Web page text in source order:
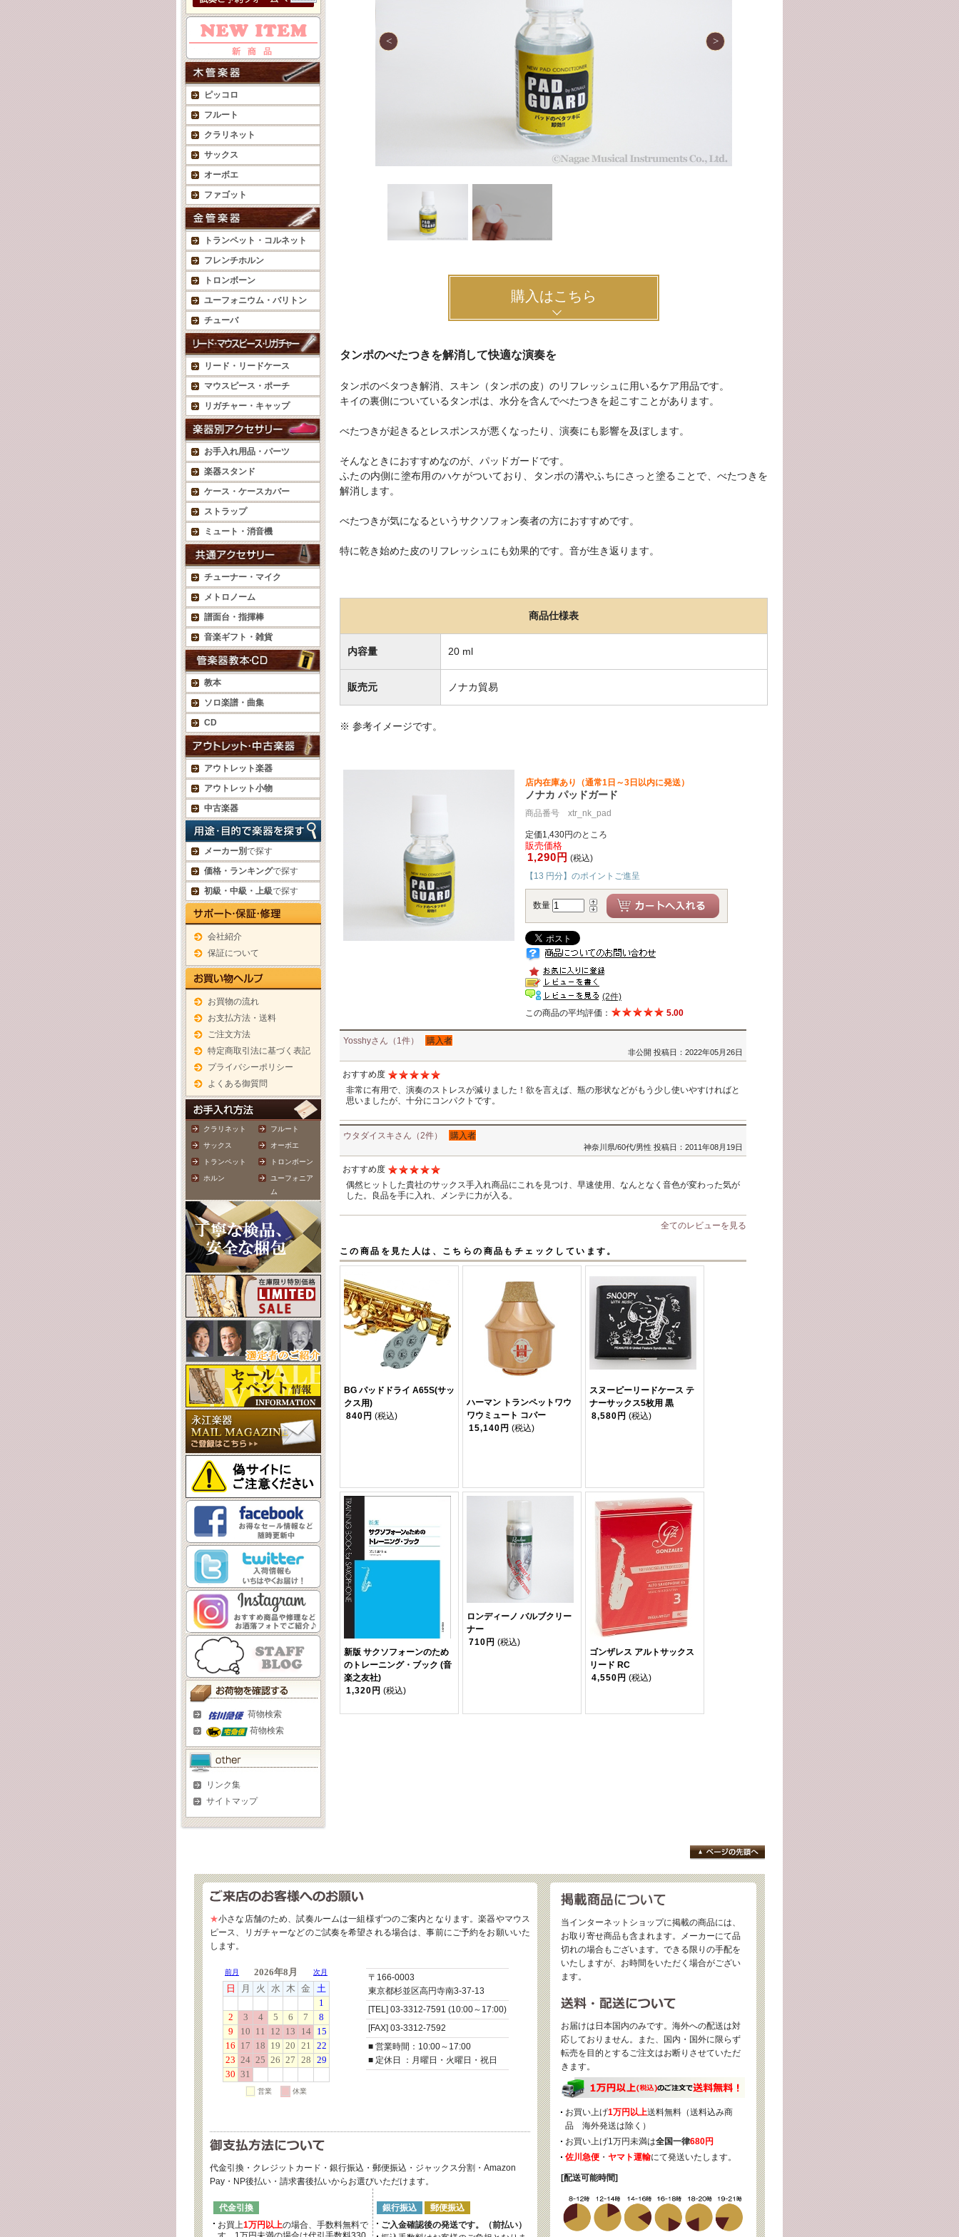
ピッコロ
フルート
クラリネット
サックス
オーボエ
ファゴット
トランペット・コルネット
フレンチホルン
トロンボーン
ユーフォニウム・バリトン
チューバ
リード・リードケース
マウスピース・ポーチ
リガチャー・キャップ
お手入れ用品・パーツ
楽器スタンド
ケース・ケースカバー
ストラップ
ミュート・消音機
チューナー・マイク
メトロノーム
譜面台・指揮棒
音楽ギフト・雑貨
教本
ソロ楽譜・曲集
CD
アウトレット楽器
アウトレット小物
中古楽器
メーカー別で探す
価格・ランキングで探す
初級・中級・上級で探す
会社紹介
保証について
お買物の流れ
お支払方法・送料
ご注文方法
特定商取引法に基づく表記
プライバシーポリシー
よくある御質問
クラリネット フルート
サックス オーボエ
トランペット トロンボーン
ホルン
ユーフォニア
ム
荷物検索
荷物検索
リンク集
サイトマップ
購入はこちら
タンポのべたつきを解消して快適な演奏を
タンポのベタつき解消、スキン（タンポの皮）のリフレッシュに用いるケア用品です。
キイの裏側についているタンポは、水分を含んでべたつきを起こすことがあります。
べたつきが起きるとレスポンスが悪くなったり、演奏にも影響を及ぼします。
そんなときにおすすめなのが、パッドガードです。
ふたの内側に塗布用のハケがついており、タンポの溝やふちにさっと塗ることで、べたつきを
解消します。
べたつきが気になるというサクソフォン奏者の方におすすめです。
特に乾き始めた皮のリフレッシュにも効果的です。音が生き返ります。
商品仕様表
内容量 20 ml
販売元 ノナカ貿易
※ 参考イメージです。
店内在庫あり（通常1日～3日以内に発送）
ノナカ パッドガード
商品番号 xtr_nk_pad
定価1,430円のところ
販売価格
1,290円 (税込)
【13 円分】のポイントご進呈
数量
(2件)
この商品の平均評価：
5.00
Yosshyさん（1件） 購入者
非公開 投稿日：2022年05月26日
おすすめ度
非常に有用で、演奏のストレスが減りました！欲を言えば、瓶の形状などがもう少し使いやすければと
思いましたが、十分にコンパクトです。
ウタダイスキさん（2件） 購入者
神奈川県/60代/男性 投稿日：2011年08月19日
おすすめ度
偶然ヒットした貴社のサックス手入れ商品にこれを見つけ、早速使用、なんとなく音色が変わった気が
した。良品を手に入れ、メンテに力が入る。
全てのレビューを見る
この商品を見た人は、こちらの商品もチェックしています。
BG パッドドライ A65S(サッ
クス用)
840円 (税込)
ハーマン トランペットワウ
ワウミュート コパー
15,140円 (税込)
スヌーピーリードケース テ
ナーサックス5枚用 黒
8,580円 (税込)
新版 サクソフォーンのため
のトレーニング・ブック (音
楽之友社)
1,320円 (税込)
ロンディーノ バルブクリー
ナー
710円 (税込)
ゴンザレス アルトサックス
リード RC
4,550円 (税込)
★小さな店舗のため、試奏ルームは一組様ずつのご案内となります。楽器やマウス
ピース、リガチャーなどのご試奏を希望される場合は、事前にご予約をお願いいた
します。
〒166-0003
東京都杉並区高円寺南3-37-13
[TEL] 03-3312-7591 (10:00～17:00)
[FAX] 03-3312-7592
■ 営業時間：10:00～17:00
■ 定休日 ：月曜日・火曜日・祝日
代金引換・クレジットカード・銀行振込・郵便振込・ジャックス分割・Amazon
Pay・NP後払い・請求書後払いからお選びいただけます。
代金引換
お買上1万円以上の場合、手数料無料で
銀行振込
郵便振込
ご入金確認後の発送です。（前払い）
当インターネットショップに掲載の商品には、
お取り寄せ商品も含まれます。メーカーにて品
切れの場合もございます。できる限りの手配を
いたしますが、お時間をいただく場合がござい
ます。
お届けは日本国内のみです。海外への配送は対
応しておりません。また、国内・国外に限らず
転売を目的とするご注文はお断りさせていただ
きます。
お買い上げ1万円以上送料無料（送料込み商
品 海外発送は除く）
お買い上げ1万円未満は全国一律680円
佐川急便 ・ ヤマト運輸にて発送いたします。
[配送可能時間]